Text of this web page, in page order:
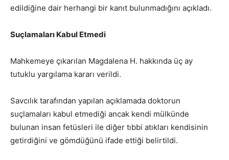
edildiğine dair herhangi bir kanıt bulunmadığını açıkladı.
Suçlamaları Kabul Etmedi
Mahkemeye çıkarılan Magdalena H. hakkında üç ay
tutuklu yargılama kararı verildi.
Savcılık tarafından yapılan açıklamada doktorun
suçlamaları kabul etmediği ancak kendi mülkünde
bulunan insan fetüsleri ile diğer tıbbi atıkları kendisinin
getirdiğini ve gömdüğünü ifade ettiği belirtildi.